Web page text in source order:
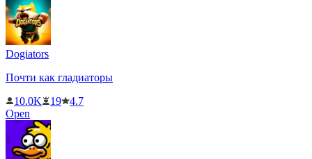
Dogiators
Почти как гладиаторы
10.0K
19
4.7
Open